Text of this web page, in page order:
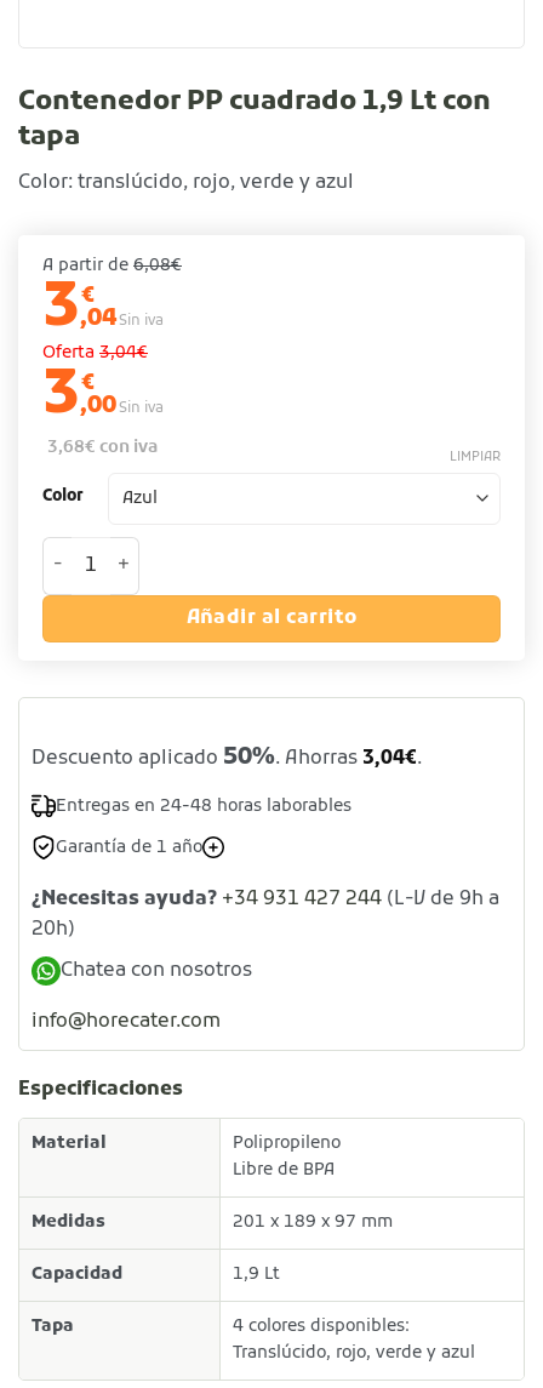
Contenedor PP cuadrado 1,9 Lt con
tapa
Color: translúcido, rojo, verde y azul
A partir de 6,08€
3€
,04Sin iva
Oferta 3,04€
3€
,00Sin iva
3,68€ con iva
Color
LIMPIAR
Contenedor PP cuadrado 1,9 Lt con tapa cantidad
Añadir al carrito
Descuento aplicado 50%. Ahorras 3,04€.
Entregas en 24-48 horas laborables
Garantía de 1 año
¿Necesitas ayuda? +34 931 427 244 (L-V de 9h a
20h)
Chatea con nosotros
info@horecater.com
Especificaciones
Material
Polipropileno
Libre de BPA
Medidas 201 x 189 x 97 mm
Capacidad 1,9 Lt
Tapa
4 colores disponibles:
Translúcido, rojo, verde y azul